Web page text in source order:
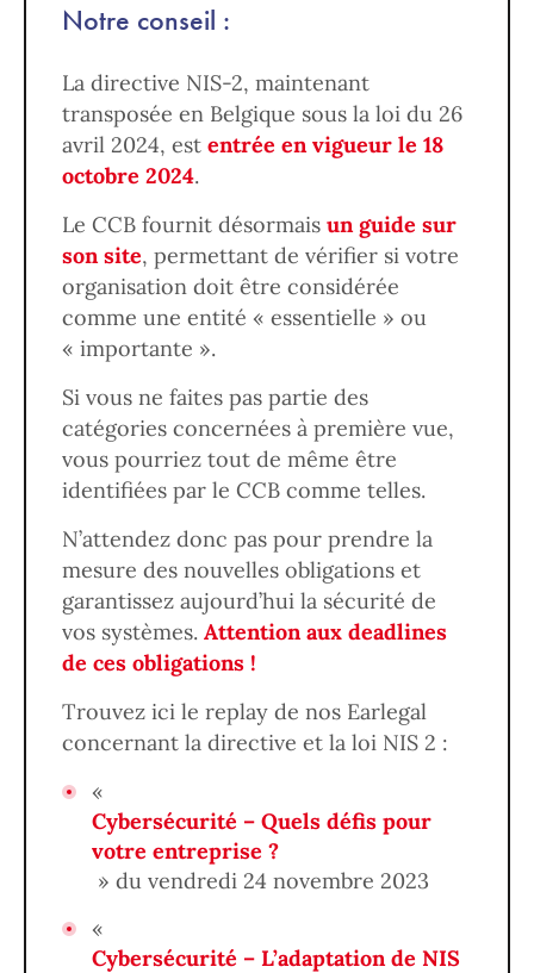
Notre conseil :
La directive NIS-2, maintenant
transposée en Belgique sous la loi du 26
avril 2024, est entrée en vigueur le 18
octobre 2024.
Le CCB fournit désormais un guide sur
son site, permettant de vérifier si votre
organisation doit être considérée
comme une entité « essentielle » ou
« importante ».
Si vous ne faites pas partie des
catégories concernées à première vue,
vous pourriez tout de même être
identifiées par le CCB comme telles.
N’attendez donc pas pour prendre la
mesure des nouvelles obligations et
garantissez aujourd’hui la sécurité de
vos systèmes. Attention aux deadlines
de ces obligations !
Trouvez ici le replay de nos Earlegal
concernant la directive et la loi NIS 2 :
«
Cybersécurité – Quels défis pour
votre entreprise ?
» du vendredi 24 novembre 2023
«
Cybersécurité – L’adaptation de NIS